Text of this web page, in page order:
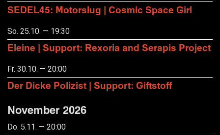
SEDEL45: Motorslug | Cosmic Space Girl
So. 25.10. — 19:30
Eleine | Support: Rexoria and Serapis Project
Fr. 30.10. — 20:00
Der Dicke Polizist | Support: Giftstoff
November 2026
Do. 5.11. — 20:00